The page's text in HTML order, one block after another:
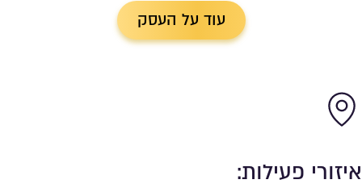
עוד על העסק
איזורי פעילות: